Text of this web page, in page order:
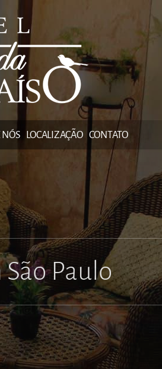
NÓS LOCALIZAÇÃO CONTATO
São Paulo
Períodos